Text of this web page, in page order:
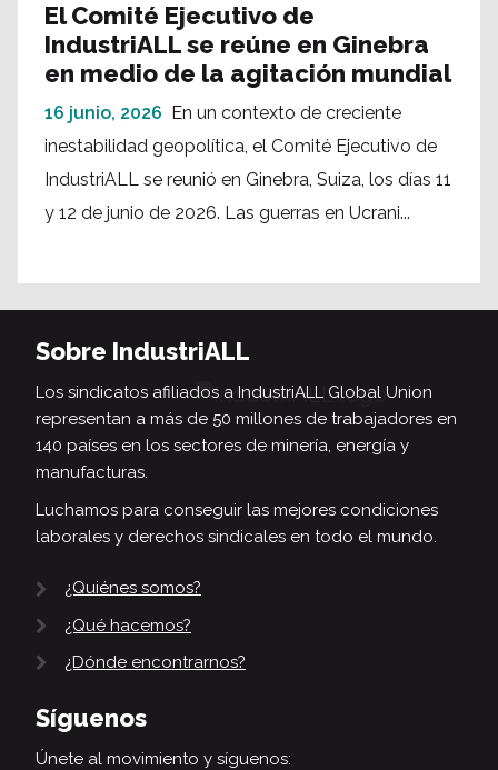
El Comité Ejecutivo de
IndustriALL se reúne en Ginebra
en medio de la agitación mundial
16 junio, 2026
En un contexto de creciente
inestabilidad geopolítica, el Comité Ejecutivo de
IndustriALL se reunió en Ginebra, Suiza, los días 11
y 12 de junio de 2026. Las guerras en Ucrani...
Sobre IndustriALL
Los sindicatos afiliados a IndustriALL Global Union
representan a más de 50 millones de trabajadores en
140 países en los sectores de minería, energía y
manufacturas.
Luchamos para conseguir las mejores condiciones
laborales y derechos sindicales en todo el mundo.
¿Quiénes somos?
¿Qué hacemos?
¿Dónde encontrarnos?
Síguenos
Únete al movimiento y síguenos: